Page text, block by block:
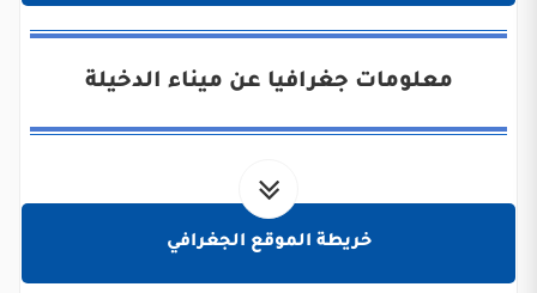
معلومات جغرافيا عن ميناء الدخيلة
خريطة الموقع الجغرافي